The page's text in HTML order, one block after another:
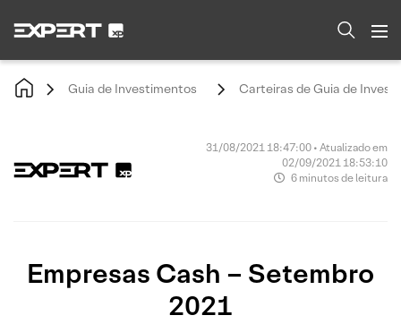
Guia de Investimentos Carteiras de Guia de
31/08/2021 18:47:00 • Atualizado em
02/09/2021 18:53:10
6 minutos de leitura
Empresas Cash – Setembro
2021